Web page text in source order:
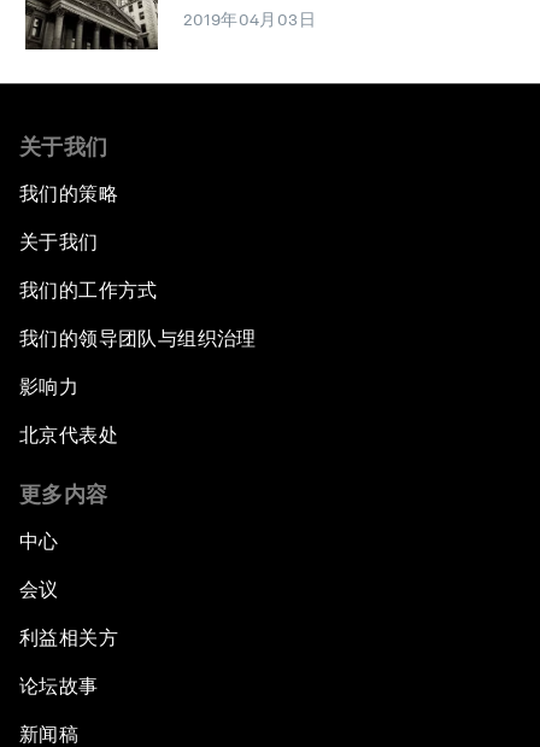
2019年04月03日
关于我们
我们的策略
关于我们
我们的工作方式
我们的领导团队与组织治理
影响力
北京代表处
更多内容
中心
会议
利益相关方
论坛故事
新闻稿